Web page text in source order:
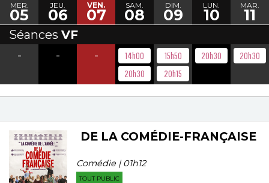
MER.
05
JEU.
06
VEN.
07
SAM.
08
DIM.
09
LUN.
10
MAR.
11
Séances VF
-
- -
14h00
20h30
15h50
20h15
20h30 20h30
DE LA COMÉDIE-FRANÇAISE
Comédie | 01h12
TOUT PUBLIC